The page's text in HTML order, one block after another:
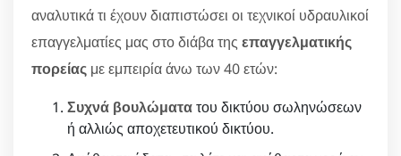
αναλυτικά τι έχουν διαπιστώσει οι τεχνικοί υδραυλικοί
επαγγελματίες μας στο διάβα της επαγγελματικής
πορείας με εμπειρία άνω των 40 ετών:
Συχνά βουλώματατου δικτύου σωληνώσεων
ή αλλιώς αποχετευτικού δικτύου.